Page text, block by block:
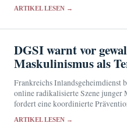
ARTIKEL LESEN →
DGSI warnt vor
Maskulinismus als
Frankreichs Inlandsgeheimdienst
online radikalisierte Szene junger
fordert eine koordinierte
ARTIKEL LESEN →